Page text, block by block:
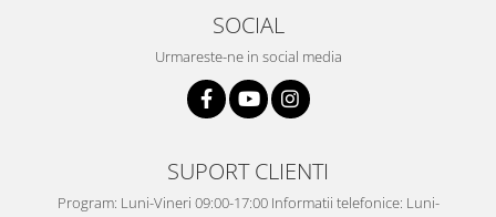
SOCIAL
Urmareste-ne in social media
SUPORT CLIENTI
Program: Luni-Vineri 09:00-17:00 Informatii telefonice: Luni-